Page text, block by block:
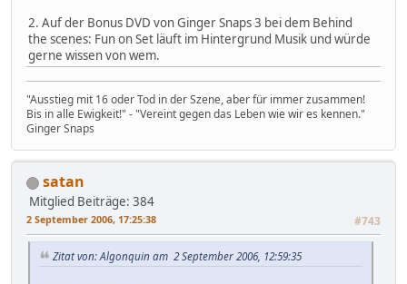
2. Auf der Bonus DVD von Ginger Snaps 3 bei dem Behind
the scenes: Fun on Set läuft im Hintergrund Musik und würde
gerne wissen von wem.
"Ausstieg mit 16 oder Tod in der Szene, aber für immer zusammen!
Bis in alle Ewigkeit!" - "Vereint gegen das Leben wie wir es kennen."
Ginger Snaps
satan
Mitglied Beiträge: 384
2 September 2006, 17:25:38 #743
Zitat von: Algonquin am 2 September 2006, 12:59:35